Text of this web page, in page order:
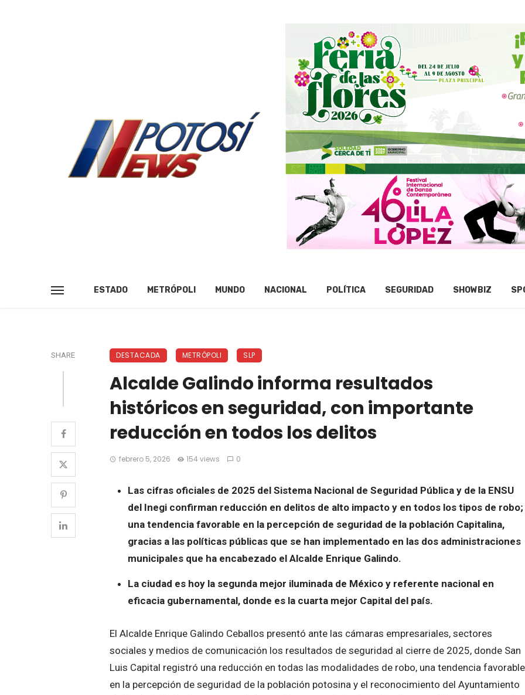
ESTADO METRÓPOLI MUNDO NACIONAL POLÍTICA SEGURIDAD SHOWBIZ
SHARE DESTACADA METRÓPOLI SLP
Alcalde Galindo informa resultados
históricos en seguridad, con importante
reducción en todos los delitos
febrero 5, 2026 154 views 0
Las cifras oficiales de 2025 del Sistema Nacional de Seguridad Pública y de la ENSU
del Inegi confirman reducción en delitos de alto impacto y en todos los tipos de robo;
una tendencia favorable en la percepción de seguridad de la población Capitalina,
gracias a las políticas públicas que se han implementado en las dos administraciones
municipales que ha encabezado el Alcalde Enrique Galindo.
La ciudad es hoy la segunda mejor iluminada de México y referente nacional en
eficacia gubernamental, donde es la cuarta mejor Capital del país.
El Alcalde Enrique Galindo Ceballos presentó ante las cámaras empresariales, sectores
sociales y medios de comunicación los resultados de seguridad al cierre de 2025, donde San
Luis Capital registró una reducción en todas las modalidades de robo, una tendencia favorable
en la percepción de seguridad de la población potosina y el reconocimiento del Ayuntamiento